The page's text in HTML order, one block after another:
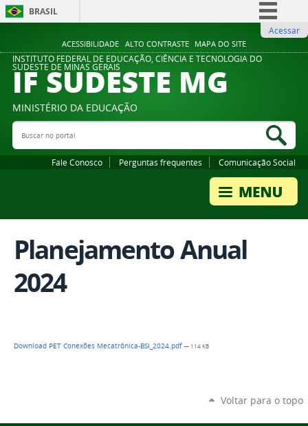
ACESSIBILIDADE ALTO CONTRASTE MAPA DO SITE
BRASIL
Comunica BR
Participe
Legislação
Acessar
INSTITUTO FEDERAL DE EDUCAÇÃO, CIÊNCIA E TECNOLOGIA DO
SUDESTE DE MINAS GERAIS
IF SUDESTE MG
MINISTÉRIO DA EDUCAÇÃO
Buscar no portal
Fale Conosco Perguntas frequentes Comunicação Social
Planejamento Anual
2024
Download PET Conexões Mecatrônica-BSI_2024.pdf— 114 KB
Voltar para o topo